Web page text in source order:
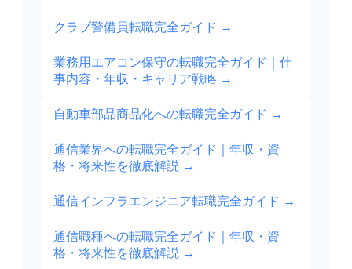
クラブ警備員転職完全ガイド →
業務用エアコン保守の転職完全ガイド｜仕
事内容・年収・キャリア戦略 →
自動車部品商品化への転職完全ガイド →
通信業界への転職完全ガイド｜年収・資
格・将来性を徹底解説 →
通信インフラエンジニア転職完全ガイド →
通信職種への転職完全ガイド｜年収・資
格・将来性を徹底解説 →